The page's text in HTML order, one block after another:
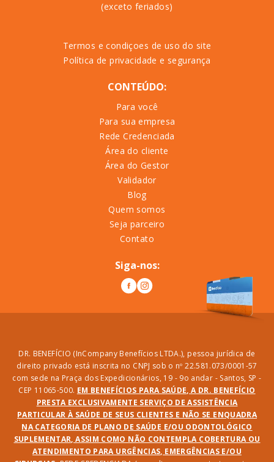
(exceto feriados)
Termos e condiçoes de uso do site
Política de privacidade e segurança
CONTEÚDO:
Para você
Para sua empresa
Rede Credenciada
Área do cliente
Área do Gestor
Validador
Blog
Quem somos
Seja parceiro
Contato
Siga-nos:
DR. BENEFÍCIO (InCompany Benefícios LTDA.), pessoa jurídica de
direito privado está inscrita no CNPJ sob o nº 22.581.073/0001-57
com sede na Praça dos Expedicionários, 19 - 9o andar - Santos, SP -
CEP 11065-500. EM BENEFÍCIOS PARA SAÚDE, A DR. BENEFÍCIO
PRESTA EXCLUSIVAMENTE SERVIÇO DE ASSISTÊNCIA
PARTICULAR À SAÚDE DE SEUS CLIENTES E NÃO SE ENQUADRA
NA CATEGORIA DE PLANO DE SAÚDE E/OU ODONTOLÓGICO
SUPLEMENTAR, ASSIM COMO NÃO CONTEMPLA COBERTURA OU
ATENDIMENTO PARA URGÊNCIAS, EMERGÊNCIAS E/OU